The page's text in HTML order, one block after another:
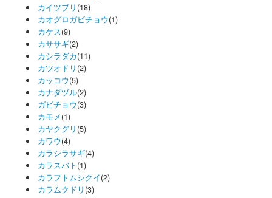
カイツブリ (18)
カオグロガビチョウ(1)
カケス(9)
カササギ(2)
カシラダカ(11)
カツオドリ (2)
カッコウ(5)
カナダヅル(2)
ガビチョウ(3)
カモメ(1)
カヤクグリ (5)
カワウ(4)
カラシラサギ(4)
カラスバト (1)
カラフトムシクイ(2)
カラムクドリ (3)